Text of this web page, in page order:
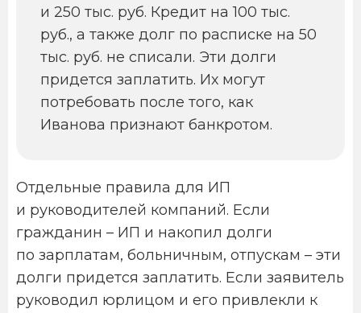
и 250 тыс. руб. Кредит на 100 тыс.
руб., а также долг по расписке на 50
тыс. руб. не списали. Эти долги
придется заплатить. Их могут
потребовать после того, как
Иванова признают банкротом.
Отдельные правила для ИП
и руководителей компаний. Если
гражданин – ИП и накопил долги
по зарплатам, больничным, отпускам – эти
долги придется заплатить. Если заявитель
руководил юрлицом и его привлекли к